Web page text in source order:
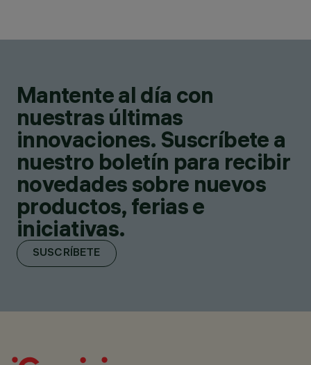
Mantente al día con
nuestras últimas
innovaciones. Suscríbete a
nuestro boletín para recibir
novedades sobre nuevos
productos, ferias e
iniciativas.
SUSCRÍBETE